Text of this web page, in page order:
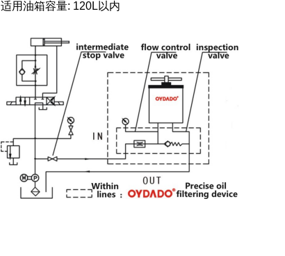
适用油箱容量: 120L以内